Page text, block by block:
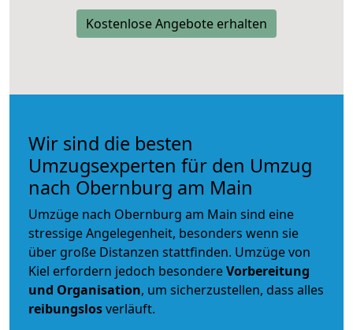
Kostenlose Angebote erhalten
Wir sind die besten
Umzugsexperten für den Umzug
nach Obernburg am Main
Umzüge nach Obernburg am Main sind eine
stressige Angelegenheit, besonders wenn sie
über große Distanzen stattfinden. Umzüge von
Kiel erfordern jedoch besondereVorbereitung
und Organisation, um sicherzustellen, dass alles
reibungslosverläuft.